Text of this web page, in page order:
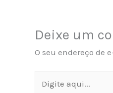
Deixe um
O seu endereço de
aqui...